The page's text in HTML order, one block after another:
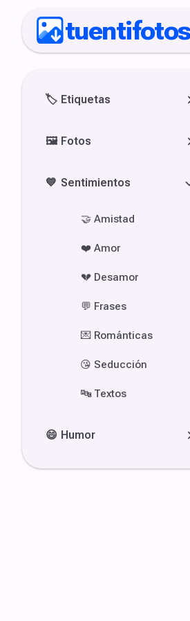
tuentifotos
🏷️ Etiquetas
🖼️ Fotos
💙 Sentimientos
🤝 Amistad
❤️ Amor
💔 Desamor
💬 Frases
💌 Románticas
😘 Seducción
🔤 Textos
😄 Humor